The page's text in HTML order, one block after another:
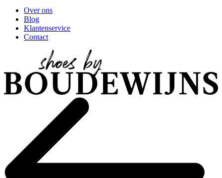
Over ons
Blog
Klantenservice
Contact